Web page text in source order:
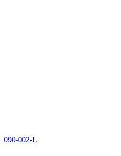
090-002-L